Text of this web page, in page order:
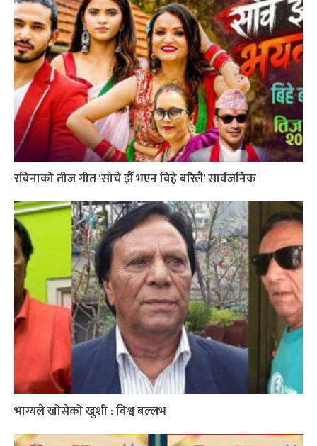
रबिनाको तीज गीत ‘सोचे झैं भएन विहे बरिलै’ सार्वजनिक
भाग्यले खोसेको खुशी : विश्व बल्लभ